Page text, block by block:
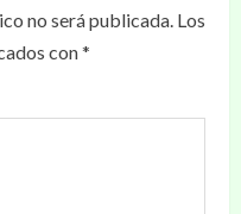
no será publicada. Los
con*